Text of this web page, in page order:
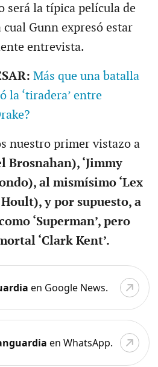
será la típica película de
Gunn expresó estar
entrevista.
Más que una batalla
la ‘tiradera’ entre
nuestro primer vistazo a
Brosnahan), ‘Jimmy
al mismísimo ‘Lex
y por supuesto, a
‘Superman’, pero
‘Clark Kent’.
en Google News.
en WhatsApp.